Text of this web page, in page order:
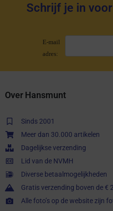
Schrijf je in
E-mail
adres:
Over Hansmunt
Sinds 2001
Meer dan 30.000 artikelen
Dagelijkse verzending
Lid van de NVMH
Diverse betaalmogelijkheden
Gratis verzending boven de €
Alle foto’s op de website zijn